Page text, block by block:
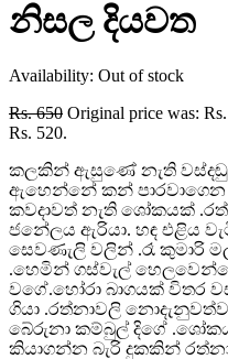
නිසල දියවත
Availability: Out of stock
Rs.650 Original price was:
Rs. 520.
කලකින් ඇසුණේ නැති වස්දඬු
ඇහෙන්නේ කන්
කවදාවත් නැති ශෝකයක්
ජනේලය ඇරියා. හඳ එළිය
සෙවණැලි වලින් .රෑ කුමාරි
.හෙමින් ගස්වැල්
වගේ.හෝරා බාගයක් විතර
ගියා .රත්නාවලි
බේරුනා කම්බුල් දිගේ
කියාගන්න බැරි දුකකින්